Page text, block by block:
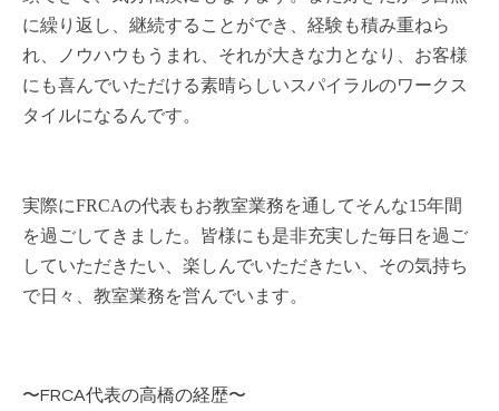
に繰り返し、継続することができ、経験も積み重ねら
れ、ノウハウもうまれ、それが大きな力となり、お客様
にも喜んでいただける素晴らしいスパイラルのワークス
タイルになるんです。
実際にFRCAの代表もお教室業務を通してそんな15年間
を過ごしてきました。皆様にも是非充実した毎日を過ご
していただきたい、楽しんでいただきたい、その気持ち
で日々、教室業務を営んでいます。
〜FRCA代表の高橋の経歴〜